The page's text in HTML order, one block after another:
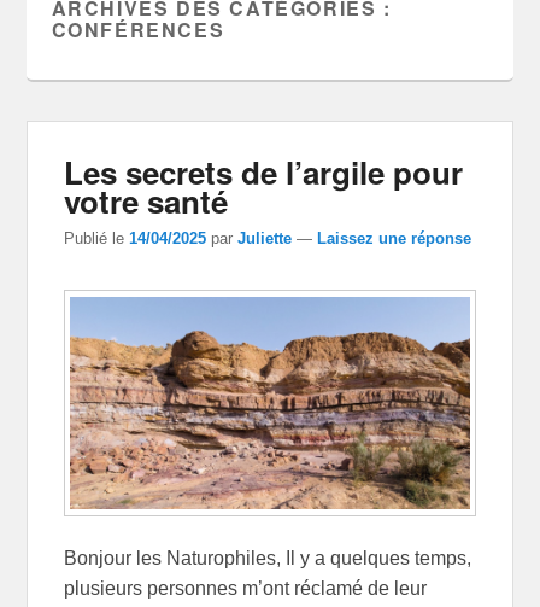
ARCHIVES DES CATÉGORIES :
CONFÉRENCES
Les secrets de l’argile pour
votre santé
Publié le14/04/2025 parJuliette — Laissez une réponse
Bonjour les Naturophiles, Il y a quelques temps,
plusieurs personnes m’ont réclamé de leur